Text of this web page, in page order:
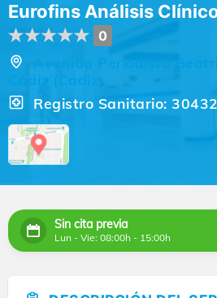
Eurofins Análisis
0
Avenida Periodista
Cádiz (Cádiz)
Registro Sanitario: 30432
Sin cita previa
Lun - Vie: 08:00h - 15:00h